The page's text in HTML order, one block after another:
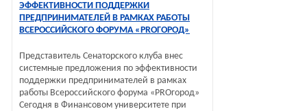
ЭФФЕКТИВНОСТИ ПОДДЕРЖКИ
ПРЕДПРИНИМАТЕЛЕЙ В РАМКАХ РАБОТЫ
ВСЕРОССИЙСКОГО ФОРУМА «PROГОРОД»
Представитель Сенаторского клуба внес
системные предложения по эффективности
поддержки предпринимателей в рамках
работы Всероссийского форума «PROгород»
Сегодня в Финансовом университете при